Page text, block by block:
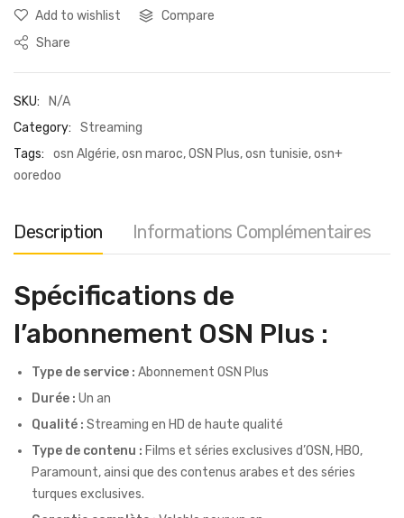
Add to wishlist
Compare
Share
SKU:
N/A
Category:
Streaming
Tags:
osn Algérie,osn maroc,OSN Plus,osn tunisie,osn+
ooredoo
Description Informations Complémentaires
Spécifications de
l’abonnement OSN Plus :
Type de service : Abonnement OSN Plus
Durée : Un an
Qualité : Streaming en HD de haute qualité
Type de contenu : Films et séries exclusives d’OSN, HBO,
Paramount, ainsi que des contenus arabes et des séries
turques exclusives.